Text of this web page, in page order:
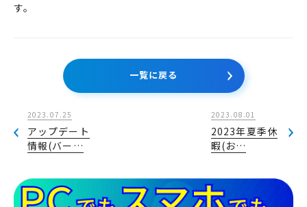
す。
2023.07.25
アップデート
情報(バー…
一覧に戻る
2023.08.01
2023年夏季休
暇(お…